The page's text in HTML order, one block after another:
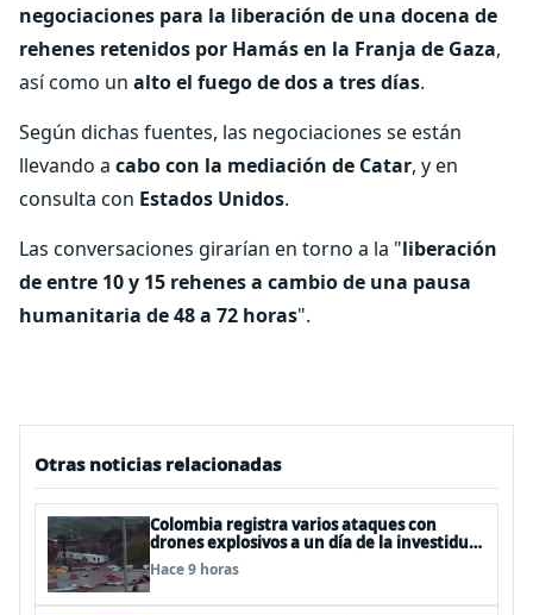
negociaciones para la liberación de una docena de
rehenes retenidos por Hamás en la Franja de Gaza,
así como un alto el fuego de dos a tres días.
Según dichas fuentes, las negociaciones se están
llevando a cabo con la mediación de Catar, y en
consulta con Estados Unidos.
Las conversaciones girarían en torno a la "liberación
de entre 10 y 15 rehenes a cambio de una pausa
humanitaria de 48 a 72 horas".
Otras noticias relacionadas
Colombia registra varios ataques con
drones explosivos a un día de la investidura
de De la Espriella: un policía muerto
Hace 9 horas